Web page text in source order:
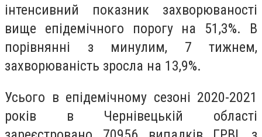
інтенсивний показник захворюваності
вище епідемічного порогу на 51,3%. В
порівнянні з минулим, 7 тижнем,
захворюваність зросла на 13,9%.
Усього в епідемічному сезоні 2020-2021
років в Чернівецькій області